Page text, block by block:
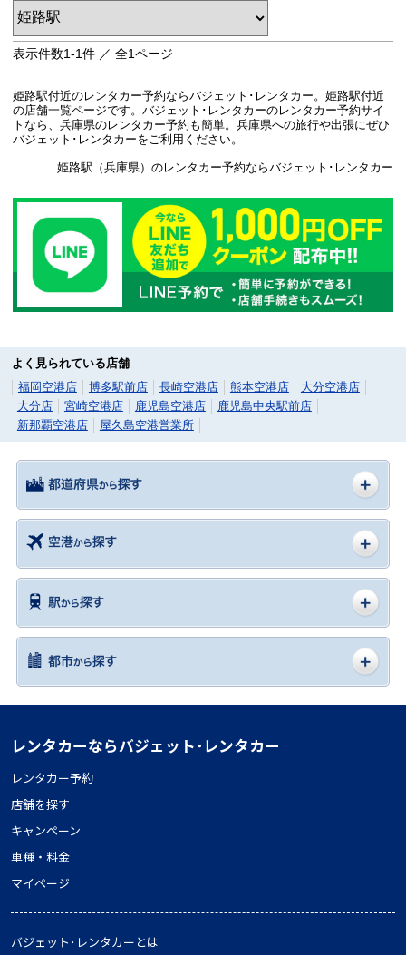
表示件数1-1件 ／ 全1ページ
姫路駅付近のレンタカー予約ならバジェット･レンタカー。姫路駅付近
の店舗一覧ページです。バジェット･レンタカーのレンタカー予約サイ
トなら、兵庫県のレンタカー予約も簡単。兵庫県への旅行や出張にぜひ
バジェット･レンタカーをご利用ください。
姫路駅（兵庫県）のレンタカー予約ならバジェット･レンタカー
よく見られている店舗
福岡空港店
博多駅前店 長崎空港店 熊本空港店
大分空港店
大分店
宮崎空港店 鹿児島空港店
鹿児島中央駅前店
新那覇空港店
屋久島空港営業所
レンタカーならバジェット･レンタカー
レンタカー予約
店舗を探す
キャンペーン
車種・料金
マイページ
バジェット･レンタカーとは